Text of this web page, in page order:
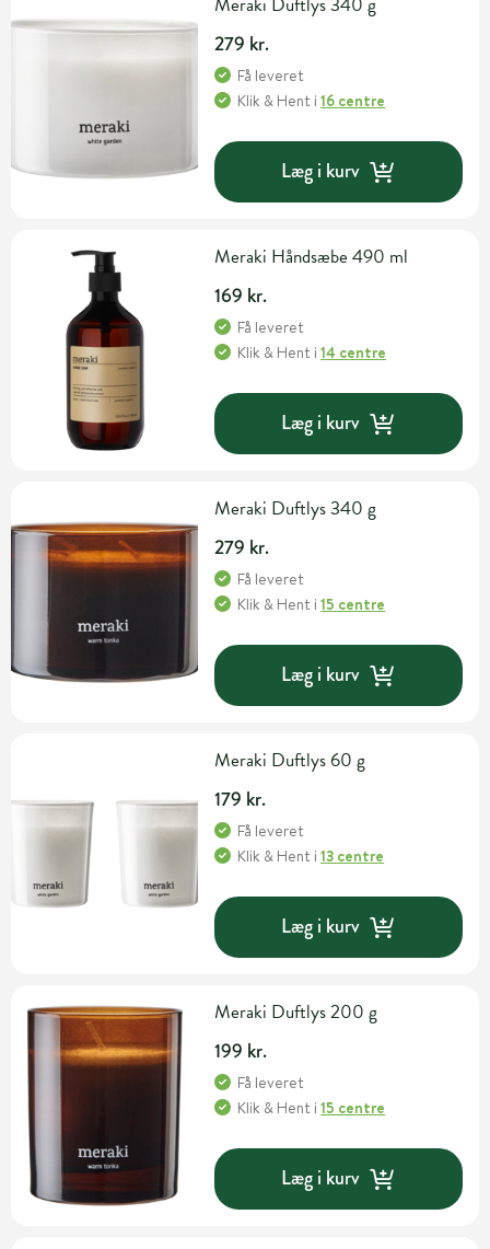
279 kr.
Få leveret
Klik & Hent i16 centre
Læg i kurv
Meraki Håndsæbe 490 ml
169 kr.
Få leveret
Klik & Hent i14 centre
Læg i kurv
Meraki Duftlys 340 g
279 kr.
Få leveret
Klik & Hent i15 centre
Læg i kurv
Meraki Duftlys 60 g
179 kr.
Få leveret
Klik & Hent i13 centre
Læg i kurv
Meraki Duftlys 200 g
199 kr.
Få leveret
Klik & Hent i15 centre
Læg i kurv